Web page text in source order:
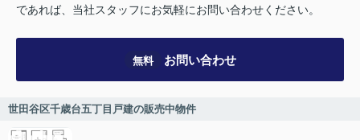
であれば、当社スタッフにお気軽にお問い合わせください。
無料 お問い合わせ
世田谷区千歳台五丁目戸建の販売中物件